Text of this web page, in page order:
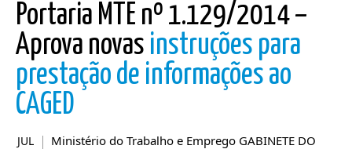
Portaria MTE nº 1.129/2014 –
Aprova novas instruções para
prestação de informações ao
CAGED
JUL
Ministério do Trabalho e Emprego GABINETE DO